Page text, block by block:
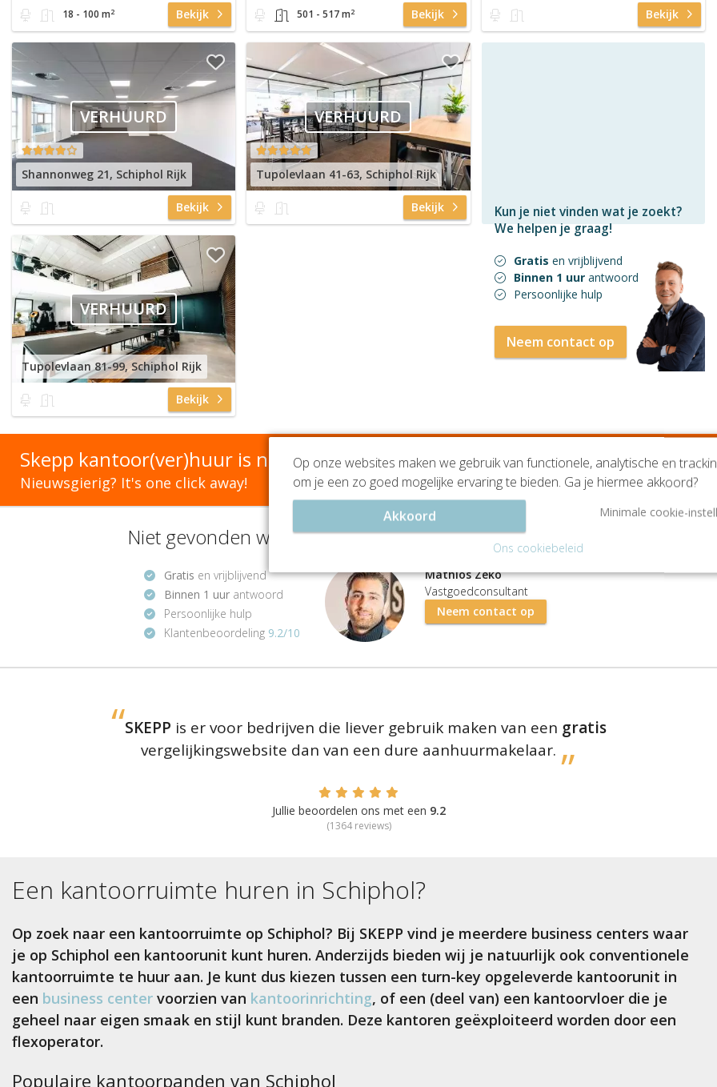
18 - 100 m2 Bekijk 501 - 517 m2 Bekijk Bekijk
Shannonweg 21, Schiphol Rijk
VERHUURD
Bekijk
Tupolevlaan 41-63, Schiphol Rijk
VERHUURD
Bekijk
Kun je niet vinden wat je zoekt?
We helpen je graag!
Gratis en vrijblijvend
Binnen 1 uur antwoord
Persoonlijke hulp
Neem contact op
Tupolevlaan 81-99, Schiphol Rijk
VERHUURD
Bekijk
Skepp kantoor(ver)huur is nu Sollf
Nieuwsgierig? It's one click away!
Check onze nieuwe website
Niet gevonden wat je zoekt? Laat ons je helpen zoeken!
Gratis en vrijblijvend
Binnen 1 uurantwoord
Persoonlijke hulp
Klantenbeoordeling 9.2/10
Mathios Zeko
Vastgoedconsultant
Neem contact op
SKEPP is er voor bedrijven die liever gebruik maken van een gratis
vergelijkingswebsite dan van een dure aanhuurmakelaar.
Jullie beoordelen ons met een 9.2
(1364reviews)
Een kantoorruimte huren in Schiphol?
Op zoek naar een kantoorruimte op Schiphol? Bij SKEPP vind je meerdere business centers waar
je op Schiphol een kantoorunit kunt huren. Anderzijds bieden wij je natuurlijk ook conventionele
kantoorruimte te huur aan. Je kunt dus kiezen tussen een turn-key opgeleverde kantoorunit in
een business center voorzien van kantoorinrichting, of een (deel van) een kantoorvloer die je
geheel naar eigen smaak en stijl kunt branden. Deze kantoren geëxploiteerd worden door een
flexoperator.
Populaire kantoorpanden van Schiphol
Op onze websites maken we gebruik van functionele, analytische en
om je een zo goed mogelijke ervaring te bieden. Ga je hiermee akkoord?
Akkoord
Minimale cookie-
Ons cookiebeleid